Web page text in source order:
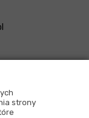
strony